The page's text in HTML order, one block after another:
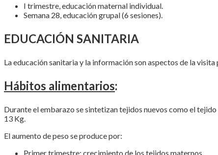
I trimestre, educación maternal individual.
Semana 28, educación grupal (6 sesiones).
EDUCACIÓN SANITARIA
La educación sanitaria y la información son aspectos de la
Hábitos alimentarios:
Durante el embarazo se sintetizan tejidos nuevos como el
13 Kg.
El aumento de peso se produce por:
Primer trimestre: crecimiento de los tejidos maternos.